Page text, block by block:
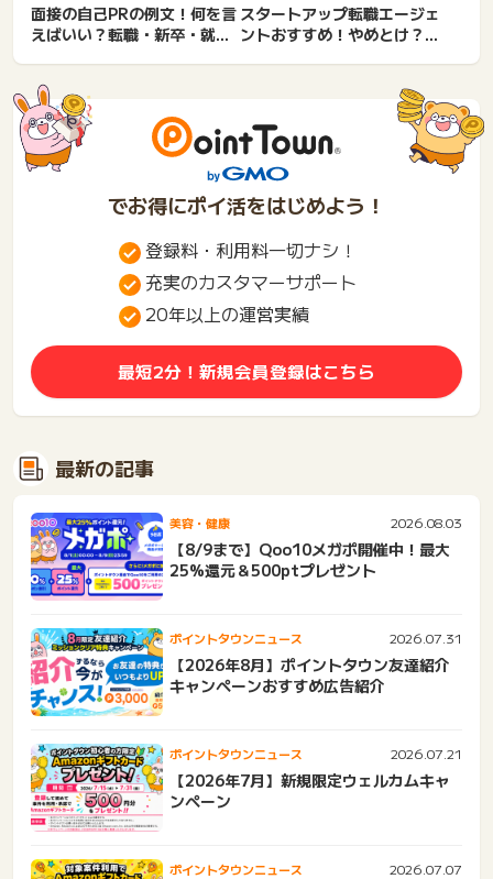
面接の自己PRの例文！何を言
えばいい？転職・新卒・就
スタートアップ転職エージェ
ントおすすめ！やめとけ？転
でお得にポイ活をはじめよう！
登録料・利用料一切ナシ！
充実のカスタマーサポート
20年以上の運営実績
最短2分！新規会員登録はこちら
最新の記事
美容・健康 2026.08.03
【8/9まで】Qoo10メガポ開催中！最大
25%還元＆500ptプレゼント
ポイントタウンニュース 2026.07.31
【2026年8月】ポイントタウン友達紹介
キャンペーンおすすめ広告紹介
ポイントタウンニュース 2026.07.21
【2026年7月】新規限定ウェルカムキャ
ンペーン
ポイントタウンニュース 2026.07.07